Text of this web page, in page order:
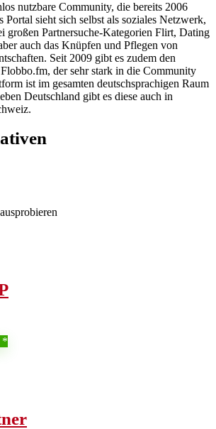
nutzbare Community, die bereits 2006
Portal sieht sich selbst als soziales Netzwerk,
großen Partnersuche-Kategorien Flirt, Dating
auch das Knüpfen und Pflegen von
Seit 2009 gibt es zudem den
der sehr stark in die Community
ist im gesamten deutschsprachigen Raum
Deutschland gibt es diese auch in